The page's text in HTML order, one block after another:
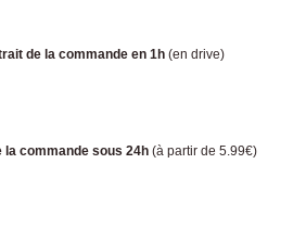
de la commande en 1h (en drive)
la commande sous 24h (à partir de 5.99€)